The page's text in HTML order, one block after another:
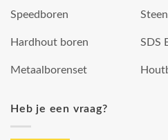
Speedboren
Hardhout boren
Metaalborenset
SDS
Heb je een vraag?